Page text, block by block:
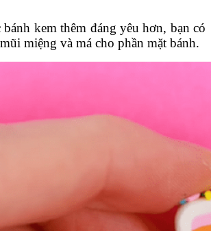
kem thêm đáng yêu hơn, bạn có
miệng và má cho phần mặt bánh.